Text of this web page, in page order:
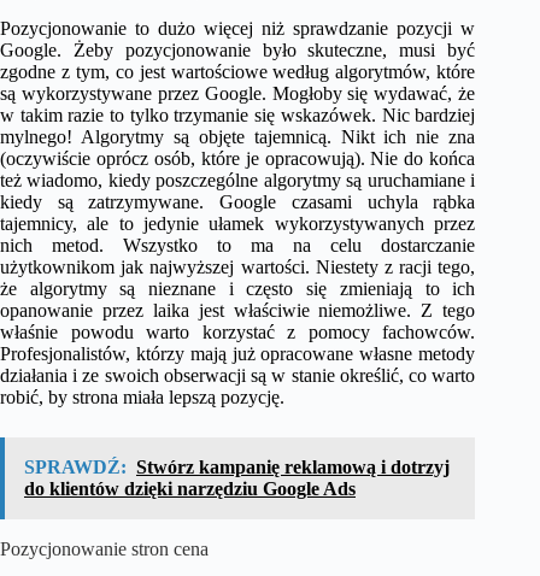
Pozycjonowanie to dużo więcej niż sprawdzanie pozycji w
Google. Żeby pozycjonowanie było skuteczne, musi być
zgodne z tym, co jest wartościowe według algorytmów, które
są wykorzystywane przez Google. Mogłoby się wydawać, że
w takim razie to tylko trzymanie się wskazówek. Nic bardziej
mylnego! Algorytmy są objęte tajemnicą. Nikt ich nie zna
(oczywiście oprócz osób, które je opracowują). Nie do końca
też wiadomo, kiedy poszczególne algorytmy są uruchamiane i
kiedy są zatrzymywane. Google czasami uchyla rąbka
tajemnicy, ale to jedynie ułamek wykorzystywanych przez
nich metod. Wszystko to ma na celu dostarczanie
użytkownikom jak najwyższej wartości. Niestety z racji tego,
że algorytmy są nieznane i często się zmieniają to ich
opanowanie przez laika jest właściwie niemożliwe. Z tego
właśnie powodu warto korzystać z pomocy fachowców.
Profesjonalistów, którzy mają już opracowane własne metody
działania i ze swoich obserwacji są w stanie określić, co warto
robić, by strona miała lepszą pozycję.
SPRAWDŹ: Stwórz kampanię reklamową i dotrzyj
do klientów dzięki narzędziu Google Ads
Pozycjonowanie stron cena